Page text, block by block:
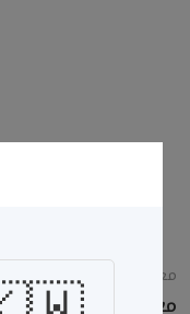
معطر الجسار
معطر الجسار الفواح